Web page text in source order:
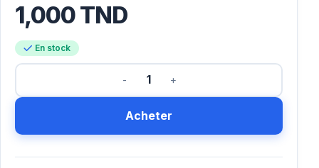
1,000TND
En stock
Acheter